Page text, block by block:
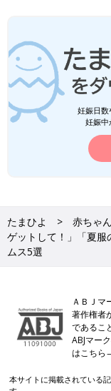
妊娠日数
妊娠中
たまひよ 赤ちゃ
ゲットして！」「夏服
ムス5選
ＡＢＪマ
著作権者
であるこ
ABJマー
はこち
本サイトに掲載されている